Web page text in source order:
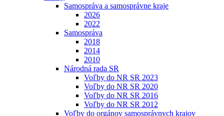
Samospráva a samosprávne kraje
2026
2022
Samospráva
2018
2014
2010
Národná rada SR
Voľby do NR SR 2023
Voľby do NR SR 2020
Voľby do NR SR 2016
Voľby do NR SR 2012
Voľby do orgánov samosprávnych krajov